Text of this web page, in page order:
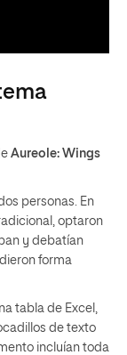
Aureole: Wings
personas. En
optaron
y debatían
forma
tabla de Excel,
de texto
incluían toda